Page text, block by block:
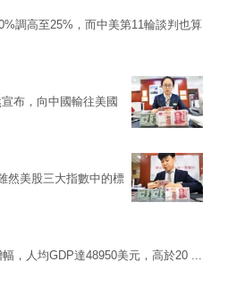
調高至25%，而中美第11輪談判也算
布，向中國輸往美國
然美股三大指數中的標
，人均GDP達48950美元，高於20 ...